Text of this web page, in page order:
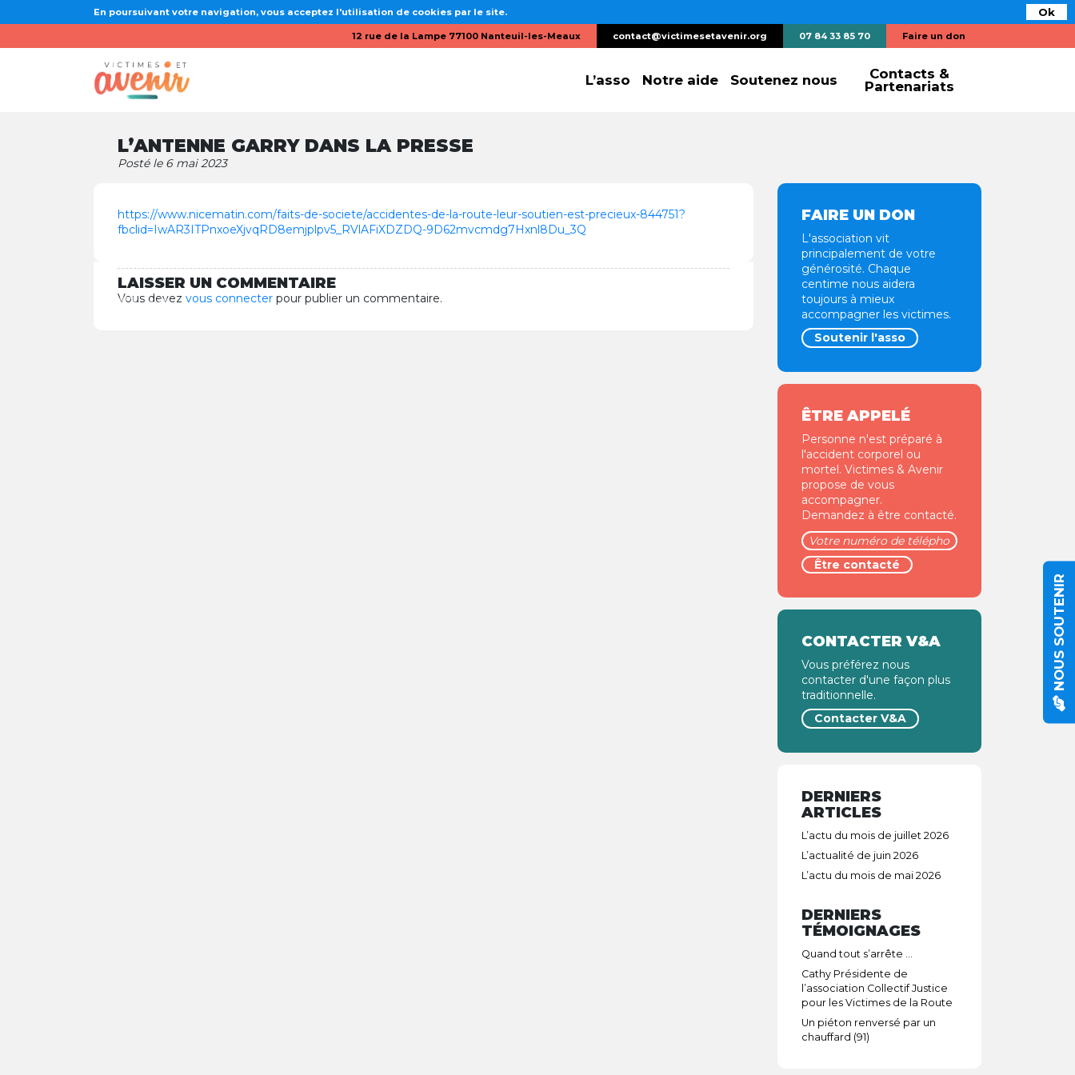
Ok
En poursuivant votre navigation, vous acceptez l'utilisation de cookies par le site.
12 rue de la Lampe 77100 Nanteuil-les-Meaux contact@victimesetavenir.org 07 84 33 85 70 Faire un don
L’asso Notre aide Soutenez nous
Contacts &
Partenariats
L’ANTENNE GARRY DANS LA PRESSE
Posté le 6 mai 2023
https://www.nicematin.com/faits-de-societe/accidentes-de-la-route-leur-soutien-est-precieux-844751?
fbclid=IwAR3ITPnxoeXjvqRD8emjplpv5_RVlAFiXDZDQ-9D62mvcmdg7Hxnl8Du_3Q
LAISSER UN COMMENTAIRE
Vous devez vous connecter pour publier un commentaire.
FAIRE UN DON
L'association vit
principalement de votre
générosité. Chaque
centime nous aidera
toujours à mieux
accompagner les victimes.
Soutenir l'asso
ÊTRE APPELÉ
Personne n'est préparé à
l'accident corporel ou
mortel. Victimes & Avenir
propose de vous
accompagner.
Demandez à être contacté.
CONTACTER V&A
Vous préférez nous
contacter d'une façon plus
traditionnelle.
Contacter V&A
DERNIERS
ARTICLES
L’actu du mois de juillet 2026
L’actualité de juin 2026
L’actu du mois de mai 2026
DERNIERS
TÉMOIGNAGES
Quand tout s’arrête …
Cathy Présidente de
l’association Collectif Justice
pour les Victimes de la Route
Un piéton renversé par un
chauffard (91)
NOUS SOUTENIR